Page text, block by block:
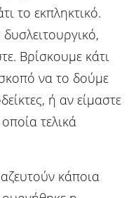
το εκπληκτικό.
Βρίσκουμε κάτι
να το δούμε
ή αν είμαστε
τελικά
κάποια